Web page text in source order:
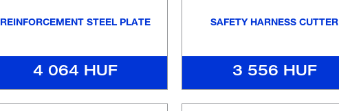
REINFORCEMENT STEEL PLATE
4 064 HUF
SAFETY HARNESS CUTTER
3 556 HUF